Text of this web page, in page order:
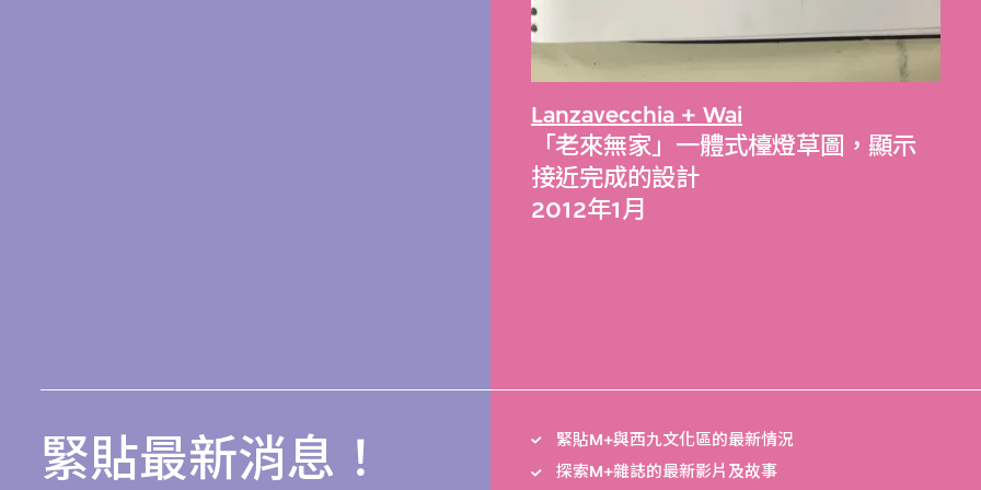
Lanzavecchia + Wai
「老來無家」一體式檯燈草圖，顯示
接近完成的設計
2012年1月
緊貼最新消息！
緊貼M+與西九文化區的最新情況
探索M+雜誌的最新影片及故事